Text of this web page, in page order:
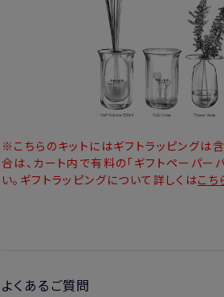
※こちらのキットにはギフトラッピングは
合は、カート内で有料の「ギフトペーパー
い。ギフトラッピングについて詳しくはこち
よくあるご質問